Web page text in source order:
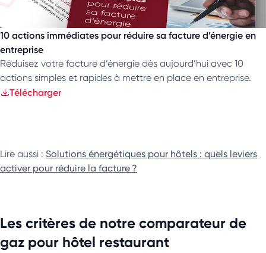
10 actions immédiates pour réduire sa facture d’énergie en
entreprise
Réduisez votre facture d’énergie dès aujourd’hui avec 10
actions simples et rapides à mettre en place en entreprise.
Télécharger
Lire aussi : Solutions énergétiques pour hôtels : quels leviers
activer pour réduire la facture ?
Les critères de notre comparateur de
gaz pour hôtel restaurant